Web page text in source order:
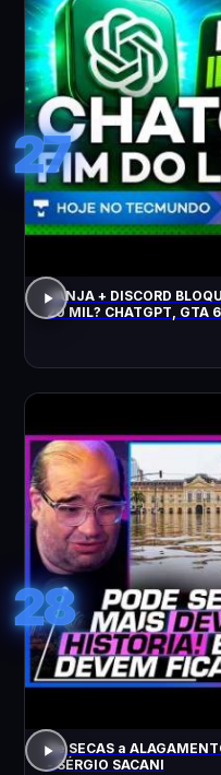
27
JANJA + DISCORD
28
De SECAS a
- SÉRGIO SACANI